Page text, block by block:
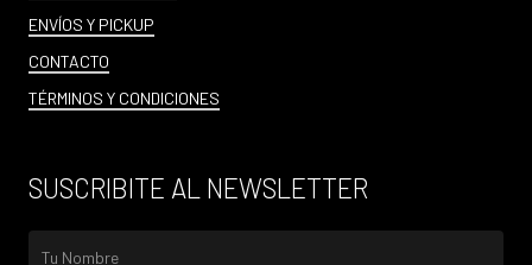
ENVÍOS Y PICKUP
CONTACTO
TÉRMINOS Y CONDICIONES
SUSCRIBITE AL NEWSLETTER